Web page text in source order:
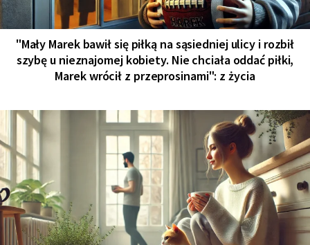
"Mały Marek bawił się piłką na sąsiedniej ulicy i rozbił
szybę u nieznajomej kobiety. Nie chciała oddać piłki,
Marek wrócił z przeprosinami": z życia